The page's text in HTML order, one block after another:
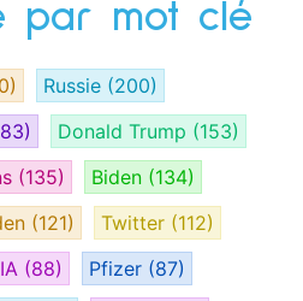
par mot clé
Russie (200)
Donald Trump (153)
(135) Biden (134)
(121) Twitter (112)
(88) Pfizer (87)